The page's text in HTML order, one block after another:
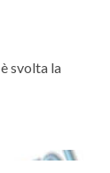
svolta la